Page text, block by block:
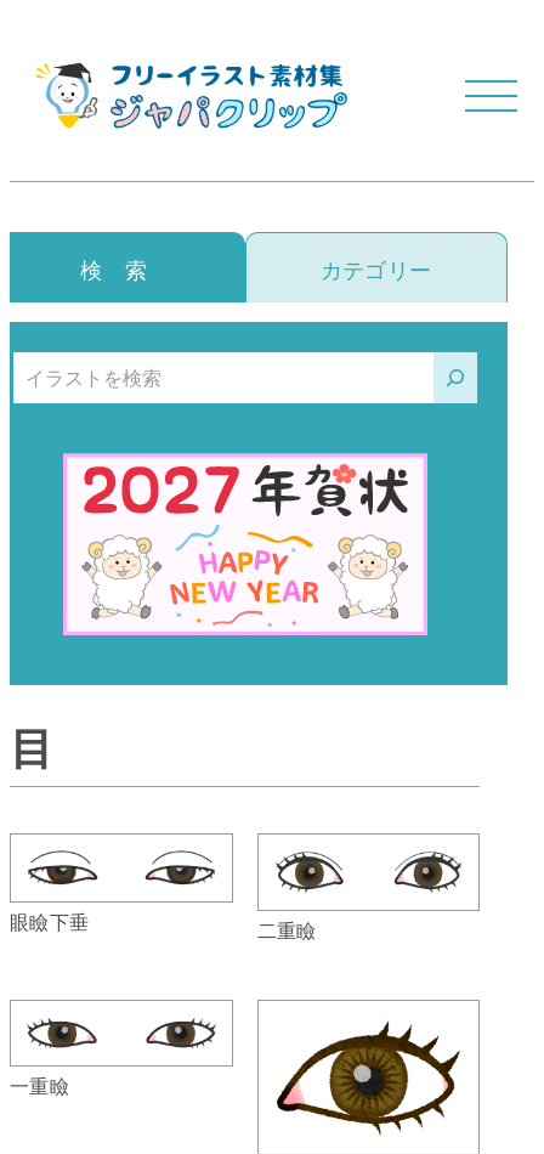
検 索 カテゴリー
検索
目
眼瞼下垂 二重瞼
一重瞼